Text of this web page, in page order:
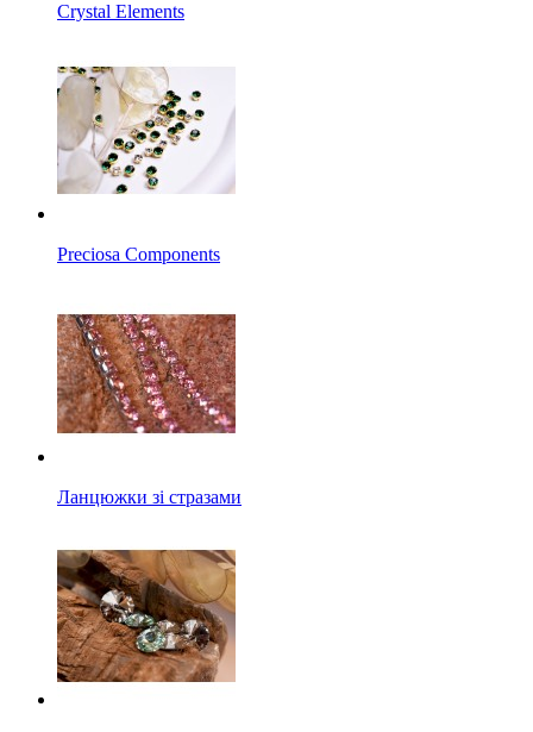
Crystal Elements
Preciosa Components
Ланцюжки зі стразами